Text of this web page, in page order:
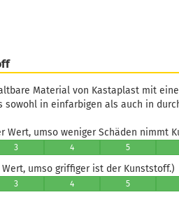
Material von Kastaplast mit
sowohl in einfarbigen als auch in
Wert, umso weniger Schäden nimmt
3 4 5
umso griffiger ist der Kunststoff.)
3 4 5